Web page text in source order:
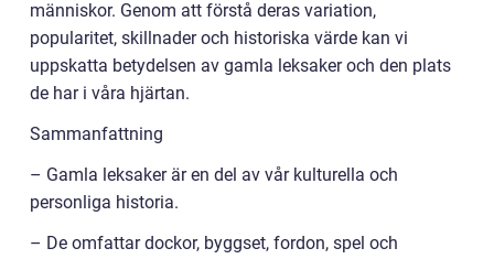
människor. Genom att förstå deras variation,
popularitet, skillnader och historiska värde kan vi
uppskatta betydelsen av gamla leksaker och den plats
de har i våra hjärtan.
Sammanfattning
– Gamla leksaker är en del av vår kulturella och
personliga historia.
– De omfattar dockor, byggset, fordon, spel och